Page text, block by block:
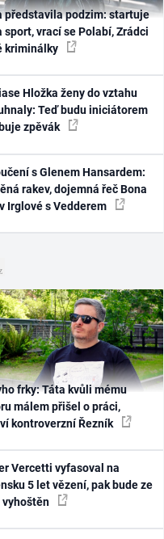
představila podzim: startuje
sport, vrací se Polabí, Zrádci
kriminálky
Hložka ženy do vztahu
Teď budu iniciátorem
zpěvák
s Glenem Hansardem:
rakev, dojemná řeč Bona
Irglové s Vedderem
frky: Táta kvůli mému
málem přišel o práci,
kontroverzní Řezník
Vercetti vyfasoval na
5 let vězení, pak bude ze
vyhoštěn